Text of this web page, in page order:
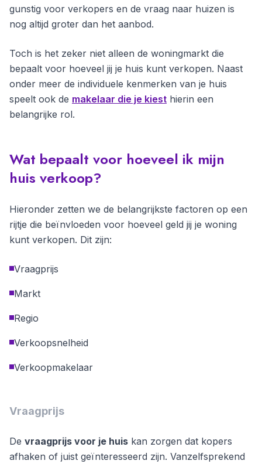
gunstig voor verkopers en de vraag naar huizen is
nog altijd groter dan het aanbod.
Toch is het zeker niet alleen de woningmarkt die
bepaalt voor hoeveel jij je huis kunt verkopen. Naast
onder meer de individuele kenmerken van je huis
speelt ook de makelaar die je kiest hierin een
belangrijke rol.
Wat bepaalt voor hoeveel ik mijn
huis verkoop?
Hieronder zetten we de belangrijkste factoren op een
rijtje die beïnvloeden voor hoeveel geld jij je woning
kunt verkopen. Dit zijn:
Vraagprijs
Markt
Regio
Verkoopsnelheid
Verkoopmakelaar
Vraagprijs
De vraagprijs voor je huis kan zorgen dat kopers
afhaken of juist geïnteresseerd zijn. Vanzelfsprekend